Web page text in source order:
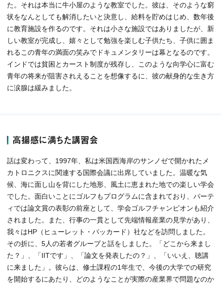
た。それは本当に牛小屋のような教室でした。彼は、そのような窮
状をなんとしても解消したいと決意し、給料を貯めはじめ、数年後
に教育施設を作るのです。それは小さな施設ではありましたが、新
しい教室が完成し、嬉々として勉強を楽しむ子供たち、子供に囲ま
れるこの青年の満面の笑みでドキュメンタリーは幕となるのです。
インドでは貧困とカースト制度が残存し、このような向学心に富む
青年の将来が阻害されえることを想像するに、彼の献身的な生き方
に涙腺は緩みました。
高揚感に満ちた講習会
話は変わって、1997年、私は米国西海岸のサンノゼで開かれたメ
カトロニクスに関連する国際会議に出席していました。温暖な気
候、海に面し山を背にした地形、風土に恵まれた地での楽しい学会
でした。面白いことにゴルフもプログラムに含まれており、パーテ
ィでは論文賞の表彰の前座として、学会ゴルフチャンピオンも紹介
されました。また、行事の一貫として先端情報産業の見学があり、
我々はHP（ヒューレット・パッカード）社などを訪問しました。
その折に、5人の若者グループと話をしました。「どこから来まし
た？」、「IITです」、「論文を発表したの？」、「いいえ、聴講
に来ました」。彼らは、修士課程の1年生で、今後の大学での研究
を開始するにあたり、どのようなことが実際の産業界で問題なのか